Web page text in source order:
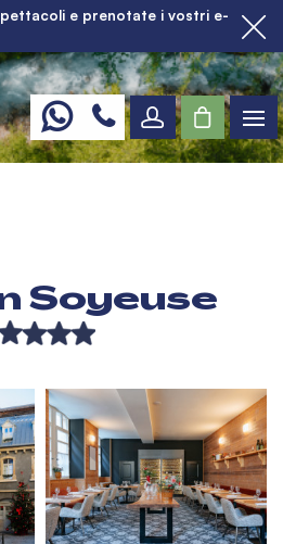
e prenotate i vostri e-
Soyeuse